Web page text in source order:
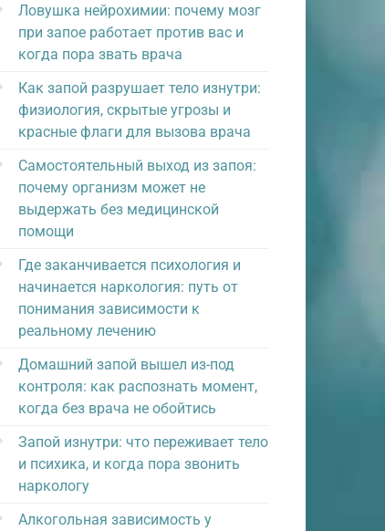
Ловушка нейрохимии: почему мозг
при запое работает против вас и
когда пора звать врача
Как запой разрушает тело изнутри:
физиология, скрытые угрозы и
красные флаги для вызова врача
Самостоятельный выход из запоя:
почему организм может не
выдержать без медицинской
помощи
Где заканчивается психология и
начинается наркология: путь от
понимания зависимости к
реальному лечению
Домашний запой вышел из-под
контроля: как распознать момент,
когда без врача не обойтись
Запой изнутри: что переживает тело
и психика, и когда пора звонить
наркологу
Алкогольная зависимость у